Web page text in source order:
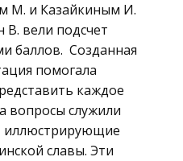
М. и Казайкиным И.
В. вели подсчет
баллов. Созданная
помогала
каждое
вопросы служили
иллюстрирующие
славы. Эти